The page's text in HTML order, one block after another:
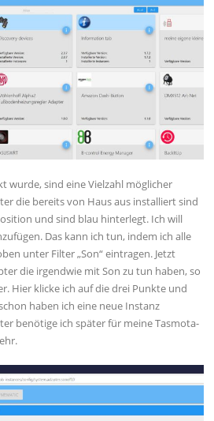
wurde, sind eine Vielzahl möglicher
die bereits von Haus aus installiert sind
und sind blau hinterlegt. Ich will
Das kann ich tun, indem ich alle
unter Filter „Son“ eintragen. Jetzt
die irgendwie mit Son zu tun haben, so
Hier klicke ich auf die drei Punkte und
haben ich eine neue Instanz
benötige ich später für meine Tasmota-